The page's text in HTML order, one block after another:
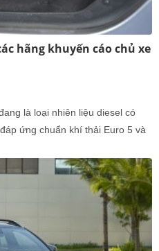
hãng khuyến cáo chủ xe
là loại nhiên liệu diesel có
ứng chuẩn khí thải Euro 5 và